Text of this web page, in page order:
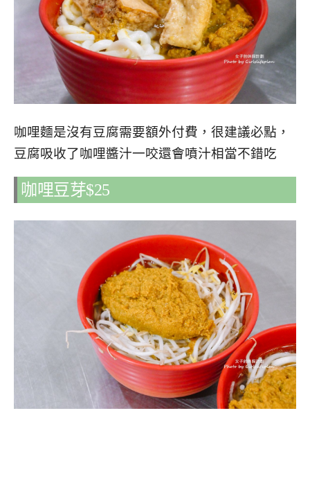
咖哩麵是沒有豆腐需要額外付費，很建議必點，
豆腐吸收了咖哩醬汁一咬還會噴汁相當不錯吃
咖哩豆芽$25